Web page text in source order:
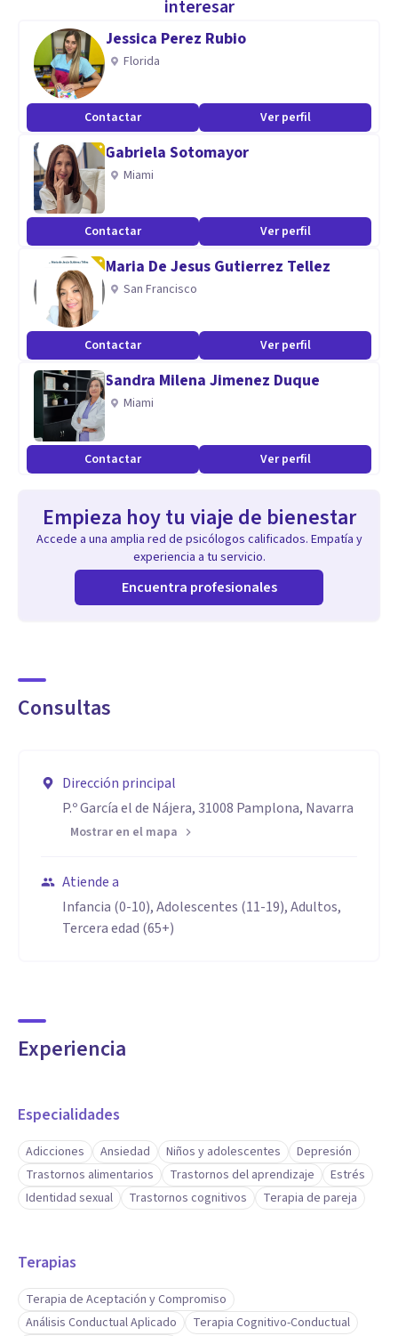
Especialidad
• Depresión - conducta suicida y
autolesiones.
• Ansiedad: fobias y TOC.
• Estrés.
• Problemas de pareja.
• Sexología.
• Identidad de género y orientación
sexual.
• Trastornos de la Conducta Alimentaria.
• Duelo.
• Dolor crónico.
• TDAH.
• Trastornos de Conducta.
• Altas Capacidades.
• Problemas de sueño.
• Encopresis y enuresis.
• Adicciones.
• Violencia de género y relaciones
• Desarrollo de Inteligencia Emocional y
interesar
Jessica Perez Rubio
Florida
Contactar Ver perfil
Gabriela Sotomayor
Miami
Contactar Ver perfil
Maria De Jesus Gutierrez Tellez
San Francisco
Contactar Ver perfil
Sandra Milena Jimenez Duque
Miami
Contactar Ver perfil
Empieza hoy tu viaje de bienestar
Accede a una amplia red de psicólogos calificados. Empatía y
experiencia a tu servicio.
Encuentra profesionales
Consultas
Dirección principal
P.º García el de Nájera, 31008 Pamplona, Navarra
Mostrar en el mapa
Atiende a
Infancia (0-10), Adolescentes (11-19), Adultos,
Tercera edad (65+)
Experiencia
Especialidades
Adicciones Ansiedad Niños y adolescentes
Depresión
Trastornos alimentarios
Trastornos del aprendizaje
Estrés
Identidad sexual
Trastornos cognitivos Terapia de pareja
Terapias
Terapia de Aceptación y Compromiso
Análisis Conductual Aplicado
Terapia Cognitivo-Conductual